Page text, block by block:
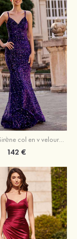
Trumpette/Sirène col en v velours paillettes traîne balayage robe de bal
142 €